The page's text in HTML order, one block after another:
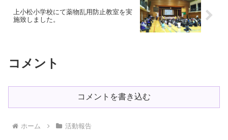
上小松小学校にて薬物乱用防止教室を実
施致しました。
コメント
コメントを書き込む
ホーム 活動報告